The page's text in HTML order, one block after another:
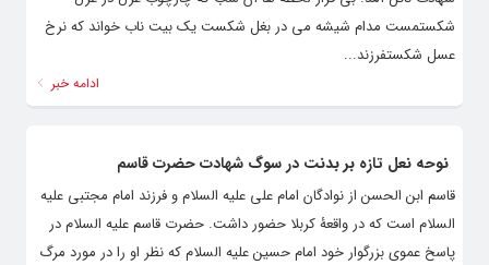
شکستمست مدام شیشه می در بغل شکست یک بیت ناب خواند که نرخ
عسل شکستفرزند...
ادامه خبر
نوحه نعل تازه بر بدنت در سوگ شهادت حضرت قاسم
قاسم ابن الحسن از نوادگان امام علی علیه السلام و فرزند امام مجتبی علیه
السلام است که در واقعۀ کربلا حضور داشت. حضرت قاسم علیه السلام در
پاسخ عموی بزرگوار خود امام حسین علیه السلام که نظر او را در مورد مرگ